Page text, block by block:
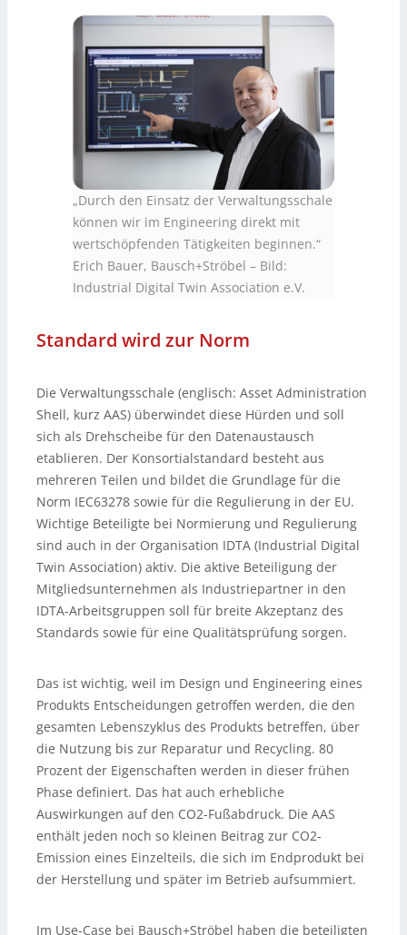
„Durch den Einsatz der Verwaltungsschale
können wir im Engineering direkt mit
wertschöpfenden Tätigkeiten beginnen.“
Erich Bauer, Bausch+Ströbel – Bild:
Industrial Digital Twin Association e.V.
Standard wird zur Norm
Die Verwaltungsschale (englisch: Asset Administration
Shell, kurz AAS) überwindet diese Hürden und soll
sich als Drehscheibe für den Datenaustausch
etablieren. Der Konsortialstandard besteht aus
mehreren Teilen und bildet die Grundlage für die
Norm IEC63278 sowie für die Regulierung in der EU.
Wichtige Beteiligte bei Normierung und Regulierung
sind auch in der Organisation IDTA (Industrial Digital
Twin Association) aktiv. Die aktive Beteiligung der
Mitgliedsunternehmen als Industriepartner in den
IDTA-Arbeitsgruppen soll für breite Akzeptanz des
Standards sowie für eine Qualitätsprüfung sorgen.
Das ist wichtig, weil im Design und Engineering eines
Produkts Entscheidungen getroffen werden, die den
gesamten Lebenszyklus des Produkts betreffen, über
die Nutzung bis zur Reparatur und Recycling. 80
Prozent der Eigenschaften werden in dieser frühen
Phase definiert. Das hat auch erhebliche
Auswirkungen auf den CO2-Fußabdruck. Die AAS
enthält jeden noch so kleinen Beitrag zur CO2-
Emission eines Einzelteils, die sich im Endprodukt bei
der Herstellung und später im Betrieb aufsummiert.
Im Use-Case bei Bausch+Ströbel haben die beteiligten